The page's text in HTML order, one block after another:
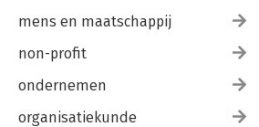
mens en maatschappij
non-profit
ondernemen
organisatiekunde